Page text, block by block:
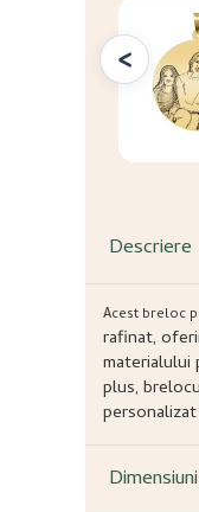
<
Descriere
Acest breloc
rafinat,
materialului
plus,